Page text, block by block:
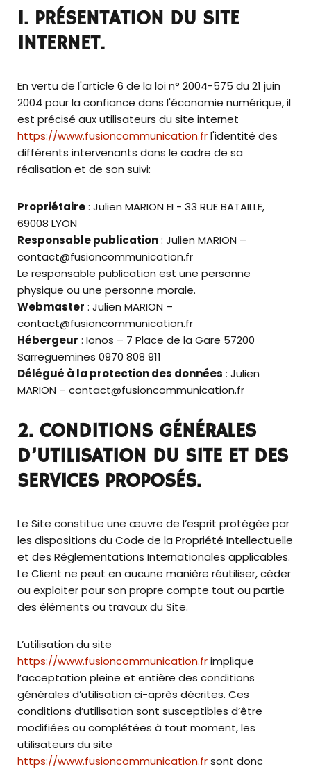
1. PRÉSENTATION DU SITE
INTERNET.
En vertu de l'article 6 de la loi n° 2004-575 du 21 juin
2004 pour la confiance dans l'économie numérique, il
est précisé aux utilisateurs du site internet
https://www.fusioncommunication.frl'identité des
différents intervenants dans le cadre de sa
réalisation et de son suivi:
Propriétaire: Julien MARION EI - 33 RUE BATAILLE,
69008 LYON
Responsable publication: Julien MARION –
contact@fusioncommunication.fr
Le responsable publication est une personne
physique ou une personne morale.
Webmaster : Julien MARION –
contact@fusioncommunication.fr
Hébergeur : Ionos – 7 Place de la Gare 57200
Sarreguemines 0970 808 911
Délégué à la protection des données : Julien
MARION – contact@fusioncommunication.fr
2. CONDITIONS GÉNÉRALES
D’UTILISATION DU SITE ET DES
SERVICES PROPOSÉS.
Le Site constitue une œuvre de l’esprit protégée par
les dispositions du Code de la Propriété Intellectuelle
et des Réglementations Internationales applicables.
Le Client ne peut en aucune manière réutiliser, céder
ou exploiter pour son propre compte tout ou partie
des éléments ou travaux du Site.
L’utilisation du site
https://www.fusioncommunication.frimplique
l’acceptation pleine et entière des conditions
générales d’utilisation ci-après décrites. Ces
conditions d’utilisation sont susceptibles d’être
modifiées ou complétées à tout moment, les
utilisateurs du site
https://www.fusioncommunication.frsont donc